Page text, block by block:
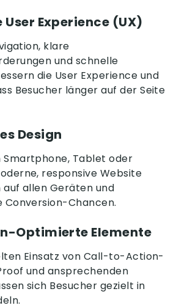
Experience (UX)
klare
und schnelle
die User Experience und
Besucher länger auf der Seite
Design
Smartphone, Tablet oder
responsive Website
allen Geräten und
Conversion-Chancen.
Optimierte Elemente
Einsatz von Call-to-Action-
und ansprechenden
sich Besucher gezielt in